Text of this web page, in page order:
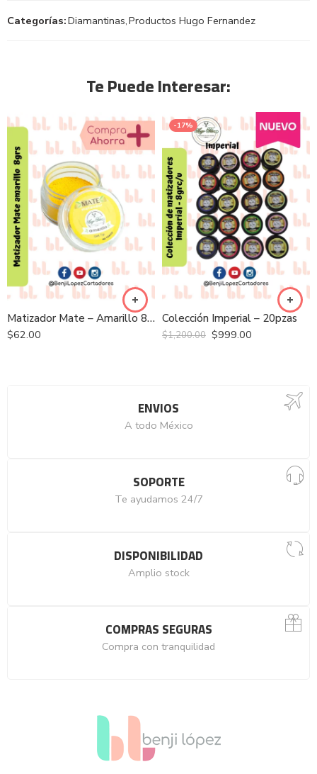
Categorías:Diamantinas,Productos Hugo Fernandez
Te Puede Interesar:
Matizador Mate – Amarillo 8grs
$62.00
-17%
Colección Imperial – 20pzas
$1,200.00 $999.00
ENVIOS
A todo México
SOPORTE
Te ayudamos 24/7
DISPONIBILIDAD
Amplio stock
COMPRAS SEGURAS
Compra con tranquilidad